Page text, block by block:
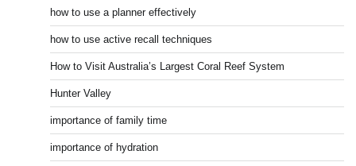
how to use a planner effectively
how to use active recall techniques
How to Visit Australia’s Largest Coral Reef System
Hunter Valley
importance of family time
importance of hydration